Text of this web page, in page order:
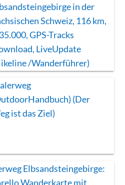
in der
Schweiz, 116 km,
GPS-Tracks
LiveUpdate
/Wanderführer)
(Der
ist das Ziel)
Elbsandsteingebirge:
Wanderkarte mit